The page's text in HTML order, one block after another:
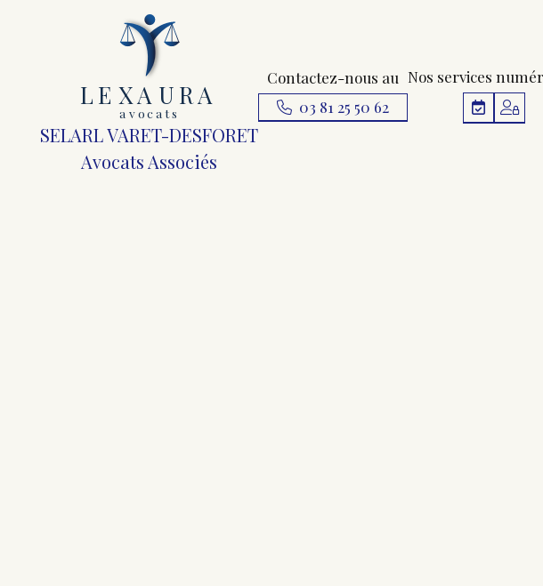
LE XA URA
a v ocats
SELARL VARET-DESFORET
Avocats Associés
Contactez-nous au
03 81 25 50 62
Nos services